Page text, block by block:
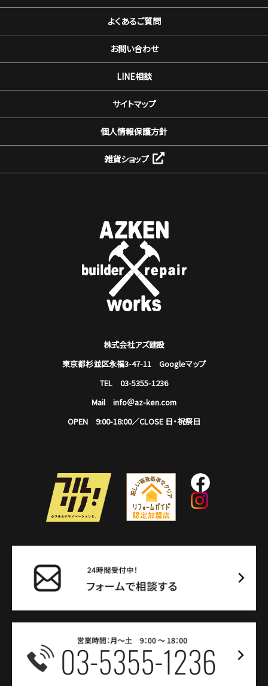
よくあるご質問
お問い合わせ
LINE相談
サイトマップ
個人情報保護方針
雑貨ショップ
株式会社アズ建設
東京都杉並区永福3-47-11 Googleマップ
TEL 03-5355-1236
Mail info＠az-ken.com
OPEN 9:00-18:00／CLOSE 日・祝祭日